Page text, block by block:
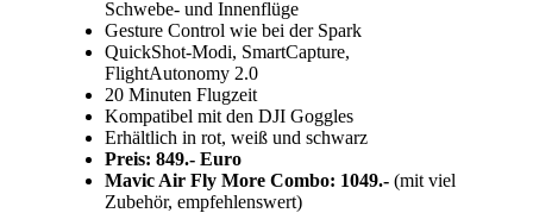
Schwebe- und Innenflüge
Gesture Control wie bei der Spark
QuickShot-Modi, SmartCapture,
FlightAutonomy 2.0
20 Minuten Flugzeit
Kompatibel mit den DJI Goggles
Erhältlich in rot, weiß und schwarz
Preis: 849.- Euro
Mavic Air Fly More Combo: 1049.- (mit viel
Zubehör, empfehlenswert)